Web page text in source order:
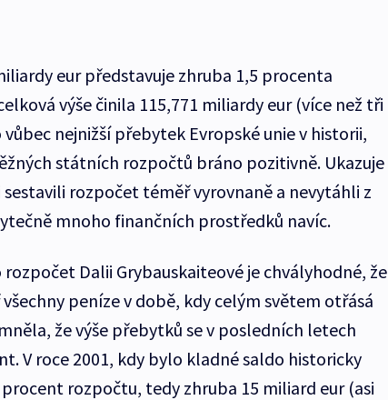
eur představuje zhruba 1,5 procenta
výše činila 115,771 miliardy eur (více než tři
nejnižší přebytek Evropské unie v historii,
státních rozpočtů bráno pozitivně. Ukazuje
rozpočet téměř vyrovnaně a nevytáhli z
mnoho finančních prostředků navíc.
Dalii Grybauskaiteové je chvályhodné, že
peníze v době, kdy celým světem otřásá
že výše přebytků se v posledních letech
V roce 2001, kdy bylo kladné saldo historicky
rozpočtu, tedy zhruba 15 miliard eur (asi